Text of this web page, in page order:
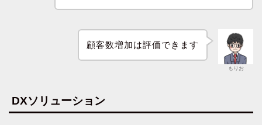
もりお
顧客数増加は評価できます
DXソリューション